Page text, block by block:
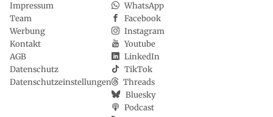
Impressum
Team
Werbung
Kontakt
AGB
Datenschutz
Datenschutzeinstellungen
WhatsApp
Facebook
Instagram
Youtube
LinkedIn
TikTok
Threads
Bluesky
Podcast